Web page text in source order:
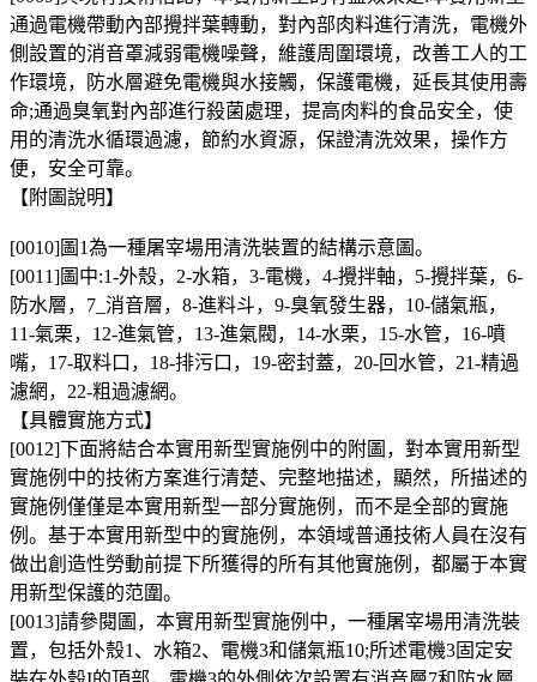
通過電機帶動內部攪拌葉轉動，對內部肉料進行清洗，電機外
側設置的消音罩減弱電機噪聲，維護周圍環境，改善工人的工
作環境，防水層避免電機與水接觸，保護電機，延長其使用壽
命;通過臭氧對內部進行殺菌處理，提高肉料的食品安全，使
用的清洗水循環過濾，節約水資源，保證清洗效果，操作方
便，安全可靠。
【附圖說明】
[0010]圖1為一種屠宰場用清洗裝置的結構示意圖。
[0011]圖中:1-外殼，2-水箱，3-電機，4-攪拌軸，5-攪拌葉，6-
防水層，7_消音層，8-進料斗，9-臭氧發生器，10-儲氣瓶，
11-氣栗，12-進氣管，13-進氣閥，14-水栗，15-水管，16-噴
嘴，17-取料口，18-排污口，19-密封蓋，20-回水管，21-精過
濾網，22-粗過濾網。
【具體實施方式】
[0012]下面將結合本實用新型實施例中的附圖，對本實用新型
實施例中的技術方案進行清楚、完整地描述，顯然，所描述的
實施例僅僅是本實用新型一部分實施例，而不是全部的實施
例。基于本實用新型中的實施例，本領域普通技術人員在沒有
做出創造性勞動前提下所獲得的所有其他實施例，都屬于本實
用新型保護的范圍。
[0013]請參閱圖，本實用新型實施例中，一種屠宰場用清洗裝
置，包括外殼1、水箱2、電機3和儲氣瓶10;所述電機3固定安